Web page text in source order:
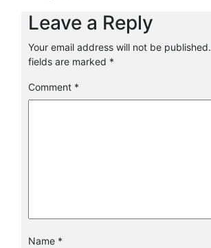
Leave a Reply
Your email address will not be published.
fields are marked *
Comment *
Name *